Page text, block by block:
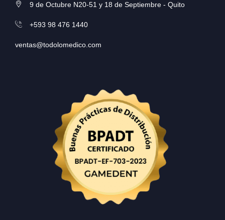
9 de Octubre N20-51 y 18 de Septiembre - Quito
+593 98 476 1440
ventas@todolomedico.com